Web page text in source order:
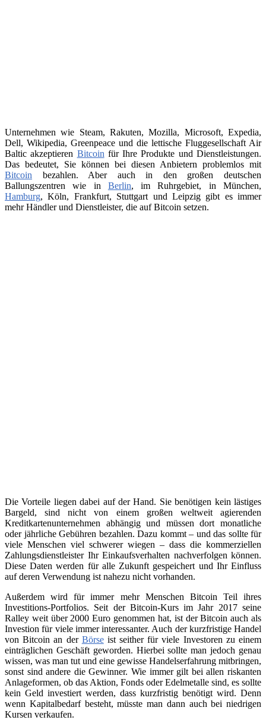
Unternehmen wie Steam, Rakuten, Mozilla, Microsoft, Expedia,
Dell, Wikipedia, Greenpeace und die lettische Fluggesellschaft Air
Baltic akzeptieren Bitcoin für Ihre Produkte und Dienstleistungen.
Das bedeutet, Sie können bei diesen Anbietern problemlos mit
Bitcoin bezahlen. Aber auch in den großen deutschen
Ballungszentren wie in Berlin, im Ruhrgebiet, in München,
Hamburg, Köln, Frankfurt, Stuttgart und Leipzig gibt es immer
mehr Händler und Dienstleister, die auf Bitcoin setzen.
Die Vorteile liegen dabei auf der Hand. Sie benötigen kein lästiges
Bargeld, sind nicht von einem großen weltweit agierenden
Kreditkartenunternehmen abhängig und müssen dort monatliche
oder jährliche Gebühren bezahlen. Dazu kommt – und das sollte für
viele Menschen viel schwerer wiegen – dass die kommerziellen
Zahlungsdienstleister Ihr Einkaufsverhalten nachverfolgen können.
Diese Daten werden für alle Zukunft gespeichert und Ihr Einfluss
auf deren Verwendung ist nahezu nicht vorhanden.
Außerdem wird für immer mehr Menschen Bitcoin Teil ihres
Investitions-Portfolios. Seit der Bitcoin-Kurs im Jahr 2017 seine
Ralley weit über 2000 Euro genommen hat, ist der Bitcoin auch als
Investion für viele immer interessanter. Auch der kurzfristige Handel
von Bitcoin an der Börseist seither für viele Investoren zu einem
einträglichen Geschäft geworden. Hierbei sollte man jedoch genau
wissen, was man tut und eine gewisse Handelserfahrung mitbringen,
sonst sind andere die Gewinner. Wie immer gilt bei allen riskanten
Anlageformen, ob das Aktion, Fonds oder Edelmetalle sind, es sollte
kein Geld investiert werden, dass kurzfristig benötigt wird. Denn
wenn Kapitalbedarf besteht, müsste man dann auch bei niedrigen
Kursen verkaufen.